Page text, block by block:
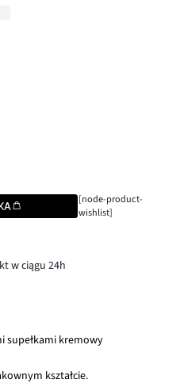
[node-product-
wishlist]
w ciągu 24h
supełkami kremowy
kształcie.